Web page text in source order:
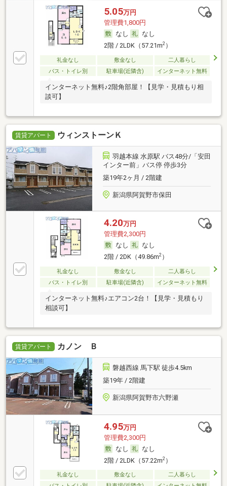
5.05万円
管理費1,800円
なし
なし
2階 / 2LDK（57.21m2）
礼金なし 敷金なし
二人暮らし
バス・トイレ別
駐車場(近隣含) インターネット無料
インターネット無料♪2階角部屋！【見学・見積もり相
談可】
賃貸アパート ウィンストーンＫ
羽越本線 水原駅 バス48分/「安田
インター前」バス停 停歩3分
築19年2ヶ月 / 2階建
新潟県阿賀野市保田
4.20万円
管理費2,300円
なし
なし
2階 / 2DK（49.86m2）
礼金なし 敷金なし
二人暮らし
バス・トイレ別
駐車場(近隣含) インターネット無料
インターネット無料♪エアコン2台！【見学・見積もり
相談可】
賃貸アパート カノン Ｂ
磐越西線 馬下駅 徒歩4.5km
築19年 / 2階建
新潟県阿賀野市六野瀬
4.95万円
管理費2,300円
なし
なし
2階 / 2LDK（57.22m2）
礼金なし 敷金なし
二人暮らし